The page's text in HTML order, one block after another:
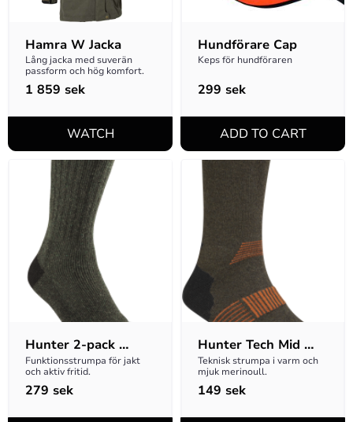
Hamra W Jacka
Lång jacka med suverän
passform och hög komfort.
1 859 sek
Hundförare Cap
Keps för hundföraren
299 sek
Hunter 2-pack
Socks Hunting
Green 46-48
Funktionsstrumpa för jakt
och aktiv fritid.
279 sek
Hunter Tech Mid
Strumpa - Svart
Teknisk strumpa i varm och
mjuk merinoull.
149 sek